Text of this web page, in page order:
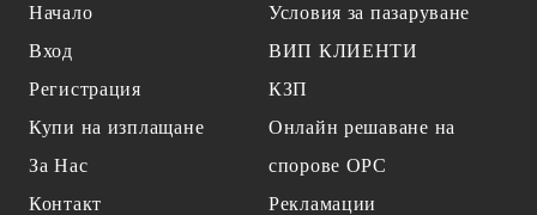
Начало
Вход
Регистрация
Купи на изплащане
За Нас
Контакт
Условия за пазаруване
ВИП КЛИЕНТИ
КЗП
Онлайн решаване на
спорове OPC
Рекламации